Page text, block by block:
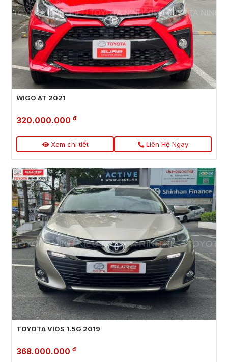
WIGO AT 2021
320.000.000 đ
Xem chi tiết Liên Hệ Ngay
TOYOTA VIOS 1.5G 2019
368.000.000 đ